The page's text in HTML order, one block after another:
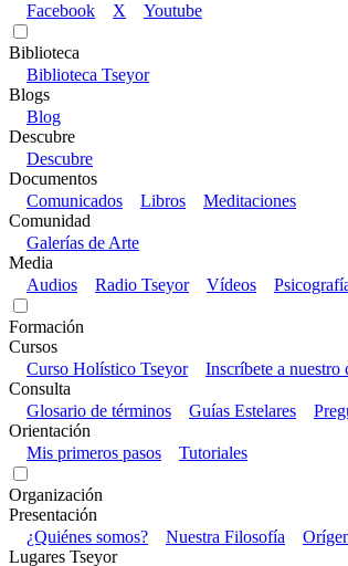
Facebook
X Youtube
Biblioteca
Biblioteca Tseyor
Blogs
Blog
Descubre
Descubre
Documentos
Comunicados
Libros
Meditaciones
Comunidad
Galerías de Arte
Media
Audios
Radio Tseyor Vídeos
Formación
Cursos
Curso Holístico Tseyor
Inscríbete a nuestro
Consulta
Glosario de términos
Guías Estelares
Orientación
Mis primeros pasos
Tutoriales
Organización
Presentación
¿Quiénes somos?
Nuestra Filosofía
Lugares Tseyor